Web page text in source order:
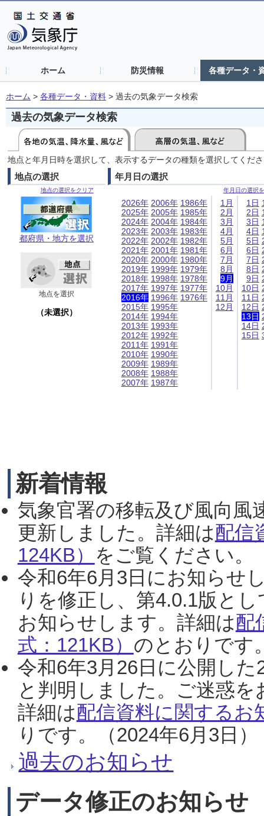
ホーム 防災情報 各種データ・
ホーム > 各種データ・資料 > 過去の気象データ検索
過去の気象データ検索
地点と年月日時を選択して、表示するデータの種類を選択してくだ
地点の選択
地点の選択をクリア
都府県・地方を選択
地点を選択
（未選択）
年月日の選択
年月日の選択
2026年
2025年
2024年
2023年
2022年
2021年
2020年
2019年
2018年
2017年
2016年
2015年
2014年
2013年
2012年
2011年
2010年
2009年
2008年
2007年
2006年
2005年
2004年
2003年
2002年
2001年
2000年
1999年
1998年
1997年
1996年
1995年
1994年
1993年
1992年
1991年
1990年
1989年
1988年
1987年
1986年
1985年
1984年
1983年
1982年
1981年
1980年
1979年
1978年
1977年
1976年
1月
2月
3月
4月
5月
6月
7月
8月
9月
10月
11月
12月
1日
2日
3日
4日
5日
6日
7日
8日
9日
10日
11日
12日
13日
14日
15日
新着情報
気象官署の移転及び風向風
更新しました。詳細は配信
124KB） をご覧ください。
令和6年6月3日にお知らせ
りを修正し、第4.0.1版と
お知らせします。詳細は配
式：121KB） のとおりです
令和6年3月26日に公開し
と判明しました。ご迷惑
詳細は配信資料に関するお
りです。（2024年6月3日）
過去のお知らせ
データ修正のお知らせ